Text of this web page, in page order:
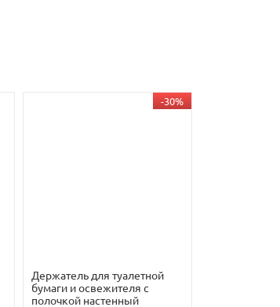
-30%
Держатель для туалетной
бумаги и освежителя с
полочкой настенный